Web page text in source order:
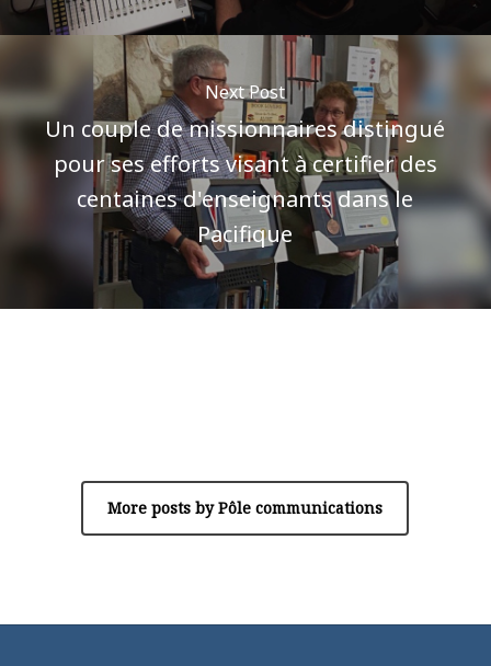
Next Post
Un couple de missionnaires distingué
pour ses efforts visant à certifier des
centaines d'enseignants dans le
Pacifique
More posts by Pôle communications